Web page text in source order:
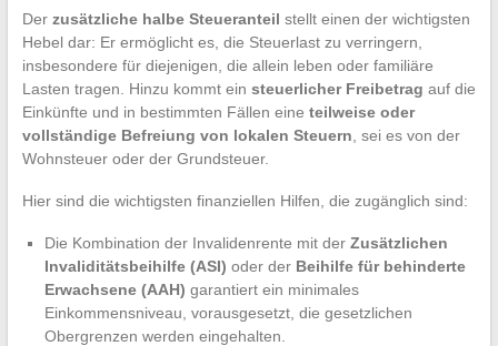
Der zusätzliche halbe Steueranteil stellt einen der wichtigsten
Hebel dar: Er ermöglicht es, die Steuerlast zu verringern,
insbesondere für diejenigen, die allein leben oder familiäre
Lasten tragen. Hinzu kommt ein steuerlicher Freibetrag auf die
Einkünfte und in bestimmten Fällen eine teilweise oder
vollständige Befreiung von lokalen Steuern , sei es von der
Wohnsteuer oder der Grundsteuer.
Hier sind die wichtigsten finanziellen Hilfen, die zugänglich sind:
Die Kombination der Invalidenrente mit der Zusätzlichen
Invaliditätsbeihilfe (ASI) oder der Beihilfe für behinderte
Erwachsene (AAH) garantiert ein minimales
Einkommensniveau, vorausgesetzt, die gesetzlichen
Obergrenzen werden eingehalten.